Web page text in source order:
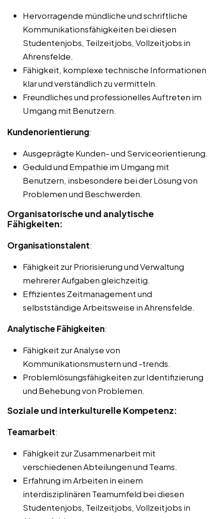
Hervorragende mündliche und schriftliche
Kommunikationsfähigkeiten bei diesen
Studentenjobs, Teilzeitjobs, Vollzeitjobs in
Ahrensfelde.
Fähigkeit, komplexe technische Informationen
klar und verständlich zu vermitteln.
Freundliches und professionelles Auftreten im
Umgang mit Benutzern.
Kundenorientierung:
Ausgeprägte Kunden- und Serviceorientierung.
Geduld und Empathie im Umgang mit
Benutzern, insbesondere bei der Lösung von
Problemen und Beschwerden.
Organisatorische und analytische
Fähigkeiten:
Organisationstalent:
Fähigkeit zur Priorisierung und Verwaltung
mehrerer Aufgaben gleichzeitig.
Effizientes Zeitmanagement und
selbstständige Arbeitsweise in Ahrensfelde.
Analytische Fähigkeiten:
Fähigkeit zur Analyse von
Kommunikationsmustern und -trends.
Problemlösungsfähigkeiten zur Identifizierung
und Behebung von Problemen.
Soziale und interkulturelle Kompetenz:
Teamarbeit:
Fähigkeit zur Zusammenarbeit mit
verschiedenen Abteilungen und Teams.
Erfahrung im Arbeiten in einem
interdisziplinären Teamumfeld bei diesen
Studentenjobs, Teilzeitjobs, Vollzeitjobs in